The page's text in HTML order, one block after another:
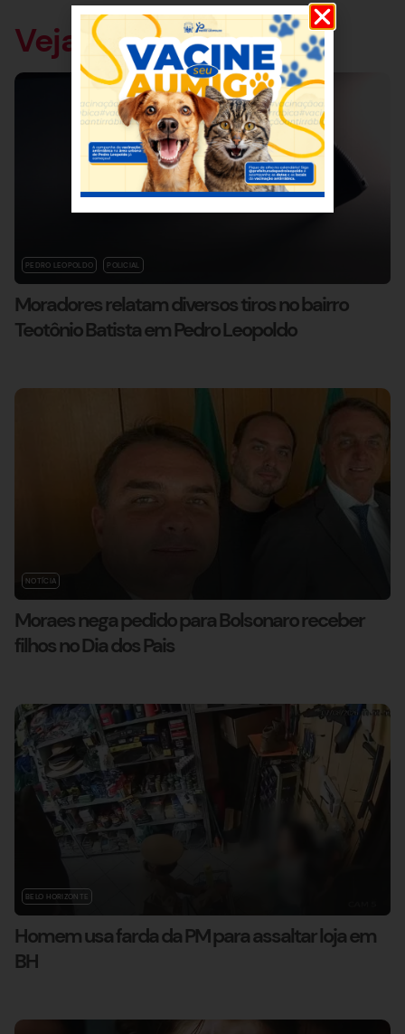
Veja também
PEDRO LEOPOLDO POLICIAL
Moradores relatam diversos tiros no bairro
Teotônio Batista em Pedro Leopoldo
NOTÍCIA
Moraes nega pedido para Bolsonaro receber
filhos no Dia dos Pais
BELO HORIZONTE
Homem usa farda da PM para assaltar loja em
BH